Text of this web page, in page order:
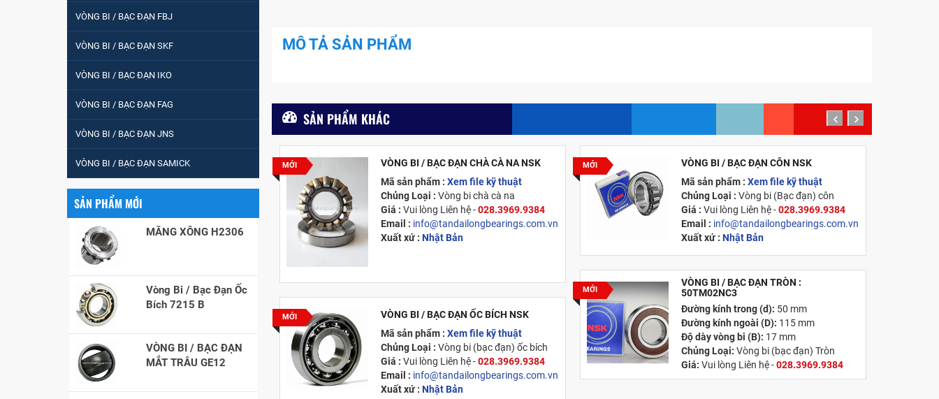
MÔ TẢ SẢN PHẨM
SẢN PHẨM KHÁC
MỚI
VÒNG BI / BẠC ĐẠN CHÀ CÀ NA NSK
Mã sản phẩm :Xem file kỹ thuật
Chủng Loại :Vòng bi chà cà na
Giá : Vui lòng Liên hệ -028.3969.9384
Email : info@tandailongbearings.com.vn
Xuất xứ :Nhật Bản
MỚI
VÒNG BI / BẠC ĐẠN ỐC BÍCH NSK
Mã sản phẩm :Xem file kỹ thuật
Chủng Loại :Vòng bi (bạc đạn) ốc bích
Giá : Vui lòng Liên hệ -028.3969.9384
Email : info@tandailongbearings.com.vn
Xuất xứ :Nhật Bản
MỚI
VÒNG BI / BẠC ĐẠN CÔN NSK
Mã sản phẩm :Xem file kỹ thuật
Chủng Loại :Vòng bi (Bạc đạn) côn
Giá : Vui lòng Liên hệ -028.3969.9384
Email : info@tandailongbearings.com.vn
Xuất xứ : Nhật Bản
MỚI
VÒNG BI / BẠC ĐẠN TRÒN :
50TM02NC3
Đường kính trong (d): 50 mm
Đường kính ngoài (D): 115 mm
Độ dày vòng bi (B): 17 mm
Chủng Loại:Vòng bi (bạc đạn) Tròn
Giá: Vui lòng Liên hệ -028.3969.9384
Email:info@tandailongbearings.com.vn
prev next
VÒNG BI / BẠC ĐẠN FBJ
VÒNG BI / BẠC ĐẠN SKF
VÒNG BI / BẠC ĐẠN IKO
VÒNG BI / BẠC ĐẠN FAG
VÒNG BI / BẠC ĐẠN JNS
VÒNG BI / BẠC ĐẠN SAMICK
SẢN PHẨM MỚI
CHÀ TRÒN 51105
CỐT BƠM NƯỚC
Bích 7215 B
MẮT TRÂU GE12